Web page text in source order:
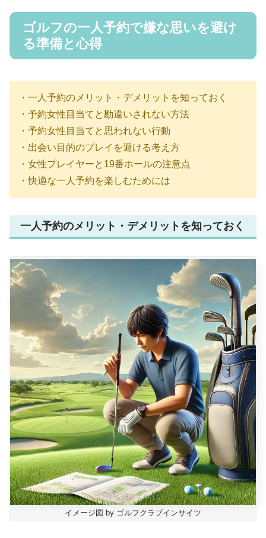
ゴルフの一人予約で嫌な思いを避け
る準備と心得
・一人予約のメリット・デメリットを知っておく
・予約女性目当てと勘違いされない方法
・予約女性目当てと思われない行動
・出会い目的のプレイを避ける考え方
・女性プレイヤーと19番ホールの注意点
・快適な一人予約を楽しむためには
一人予約のメリット・デメリットを知っておく
イメージ図 by ゴルフクラブインサイツ